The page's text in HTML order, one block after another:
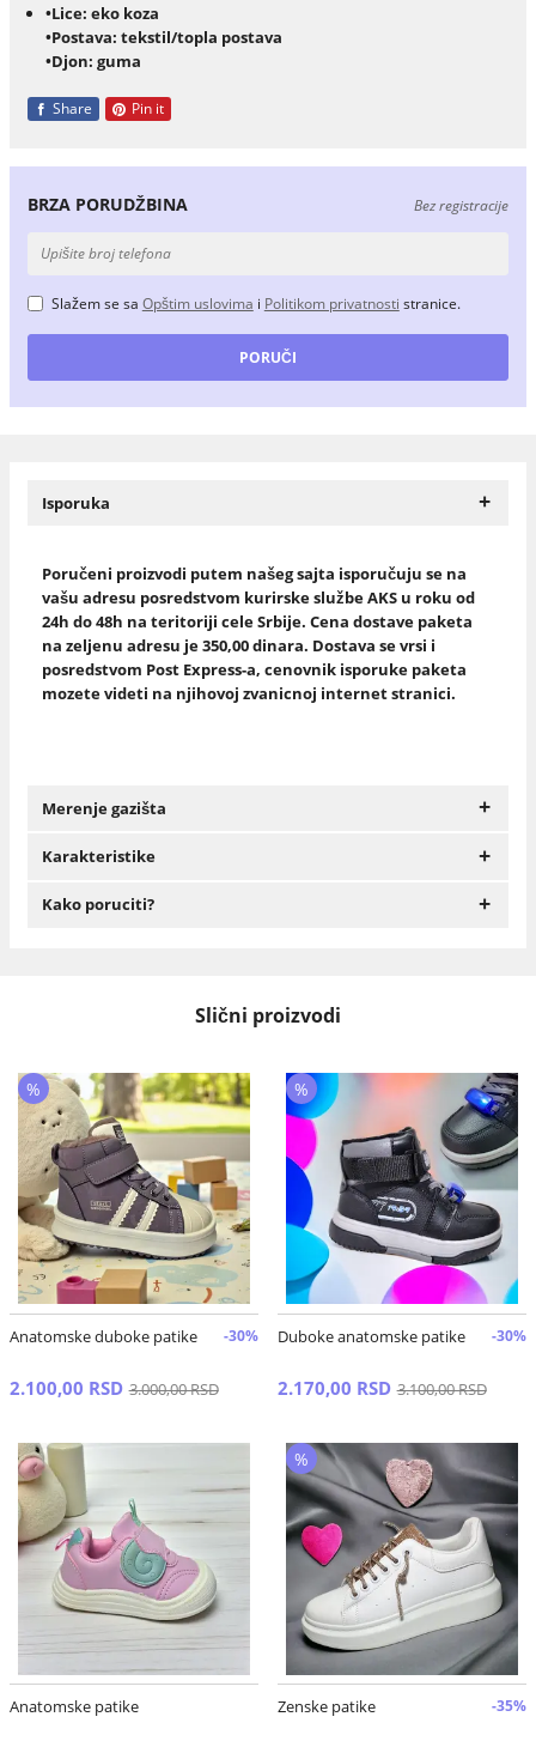
•Lice: eko koza
•Postava: tekstil/topla postava
•Djon: guma
Share Pin it
BRZA PORUDŽBINA Bez registracije
Slažem se sa Opštim uslovima i Politikom privatnosti stranice.
Isporuka +
Poručeni proizvodi putem našeg sajta isporučuju se na
vašu adresu posredstvom kurirske službe AKS u roku od
24h do 48h na teritoriji cele Srbije. Cena dostave paketa
na zeljenu adresu je 350,00 dinara. Dostava se vrsi i
posredstvom Post Express-a, cenovnik isporuke paketa
mozete videti na njihovoj zvanicnoj internet stranici.
Merenje gazišta +
Karakteristike +
Kako poruciti? +
Slični proizvodi
Anatomske duboke patike -30%
2.100,00 RSD 3.000,00 RSD
%
Duboke anatomske patike -30%
2.170,00 RSD 3.100,00 RSD
%
Anatomske patike Zenske patike -35%
%